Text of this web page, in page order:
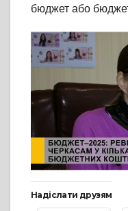
бюджет або
Надіслати друзям